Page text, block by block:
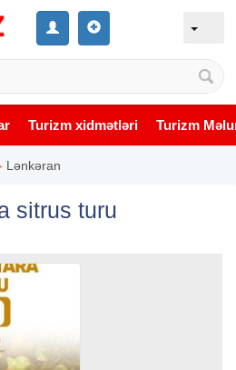
Turizm xidmətləri Turizm
Lənkəran
sitrus turu